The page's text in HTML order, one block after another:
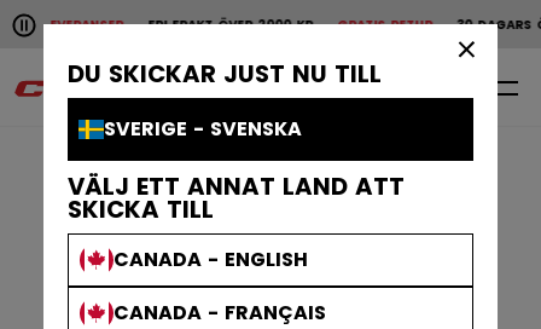
DU SKICKAR JUST NU TILL
SVERIGE - SVENSKA
VÄLJ ETT ANNAT LAND ATT
SKICKA TILL
CANADA - ENGLISH
CANADA - FRANÇAIS
Pause the horizontal scroll animation.
LEVERANSERFRI FRAKT ÖVER 2000 KRGRATIS RETUR30 DAGARS
Snabba leveranser Fri frakt över 2000 kr
0